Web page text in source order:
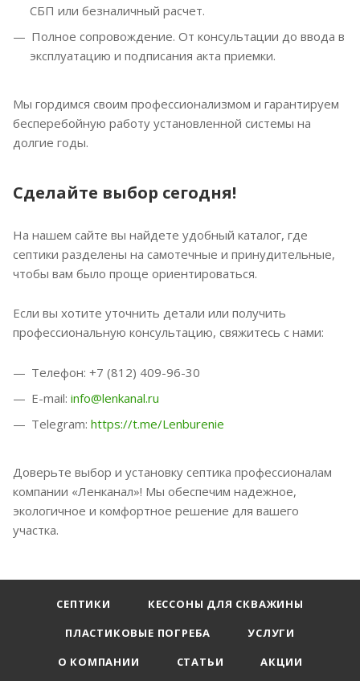
СБП или безналичный расчет.
Полное сопровождение. От консультации до ввода в
эксплуатацию и подписания акта приемки.
Мы гордимся своим профессионализмом и гарантируем
бесперебойную работу установленной системы на
долгие годы.
Сделайте выбор сегодня!
На нашем сайте вы найдете удобный каталог, где
септики разделены на самотечные и принудительные,
чтобы вам было проще ориентироваться.
Если вы хотите уточнить детали или получить
профессиональную консультацию, свяжитесь с нами:
Телефон: +7 (812) 409-96-30
E-mail: info@lenkanal.ru
Telegram: https://t.me/Lenburenie
Доверьте выбор и установку септика профессионалам
компании «Ленканал»! Мы обеспечим надежное,
экологичное и комфортное решение для вашего
участка.
СЕПТИКИ
КЕССОНЫ ДЛЯ СКВАЖИНЫ
ПЛАСТИКОВЫЕ ПОГРЕБА
УСЛУГИ
О КОМПАНИИ
СТАТЬИ АКЦИИ